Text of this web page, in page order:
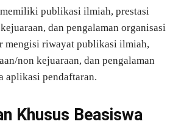
publikasi ilmiah, prestasi
dan pengalaman organisasi
mengisi riwayat publikasi ilmiah,
non kejuaraan, dan pengalaman
aplikasi pendaftaran.
Khusus Beasiswa